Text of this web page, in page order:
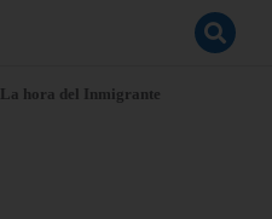
La hora del Inmigrante